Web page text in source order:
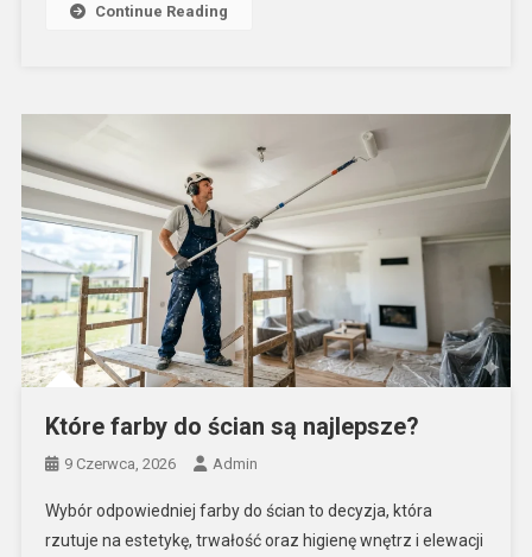
Continue Reading
Które farby do ścian są najlepsze?
9 Czerwca, 2026 Admin
Wybór odpowiedniej farby do ścian to decyzja, która
rzutuje na estetykę, trwałość oraz higienę wnętrz i elewacji